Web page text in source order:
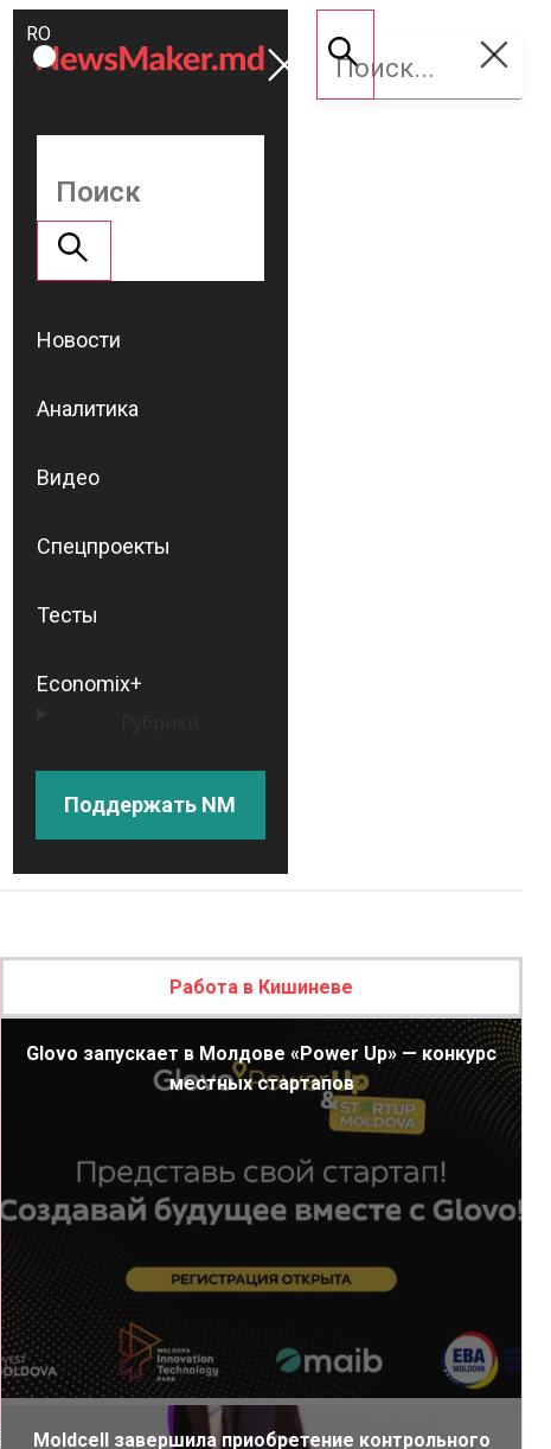
ROMÂNĂ
RU
Поддержать
NM
Новости
Аналитика
Видео
Спецпроекты
Тесты
Economix+
Поддержать NM
Работа в Кишиневе
Glovo запускает в Молдове «Power Up» — конкурс
местных стартапов
Moldcell завершила приобретение контрольного